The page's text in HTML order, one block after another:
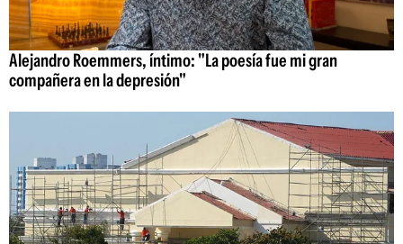
Alejandro Roemmers, íntimo: "La poesía fue mi gran
compañera en la depresión"